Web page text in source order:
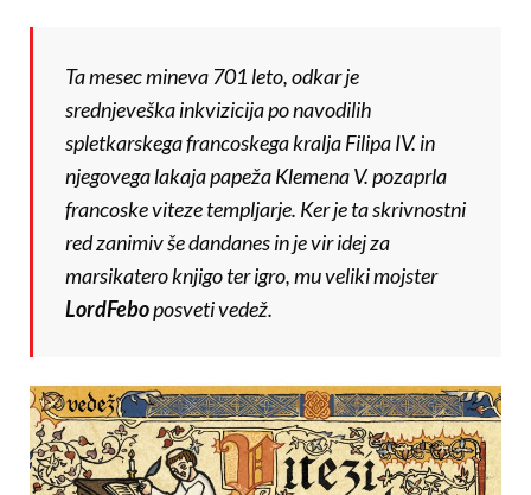
Ta mesec mineva 701 leto, odkar je
srednjeveška inkvizicija po navodilih
spletkarskega francoskega kralja Filipa IV. in
njegovega lakaja papeža Klemena V. pozaprla
francoske viteze templjarje. Ker je ta skrivnostni
red zanimiv še dandanes in je vir idej za
marsikatero knjigo ter igro, mu veliki mojster
LordFeboposveti vedež.